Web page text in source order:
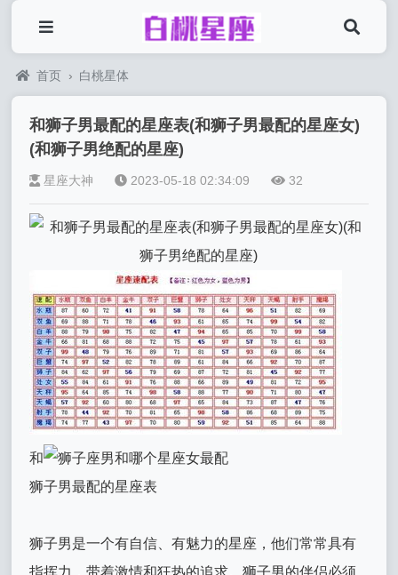
首页 › 白桃星体
和狮子男最配的星座表(和狮子男最配的星座女)
(和狮子男绝配的星座)
星座大神 2023-05-18 02:34:09 32
和
狮子男最配的星座表
狮子男是一个有自信、有魅力的星座，他们常常具有
指挥力，带着激情和狂热的追求。狮子男的伴侣必须